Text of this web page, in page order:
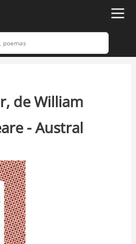
de William
- Austral